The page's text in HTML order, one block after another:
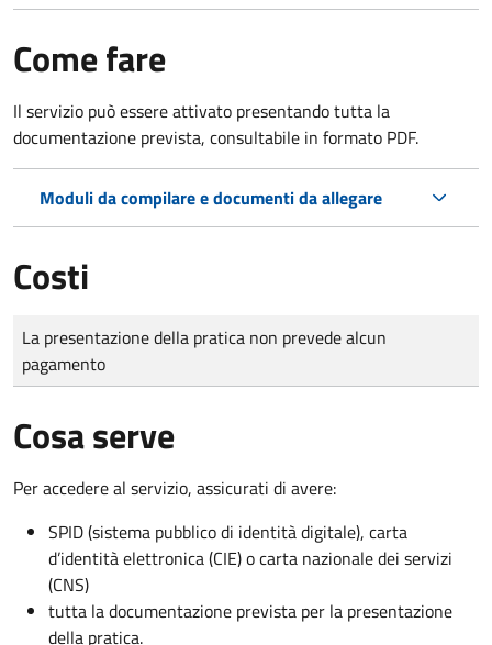
Come fare
Il servizio può essere attivato presentando tutta la
documentazione prevista, consultabile in formato PDF.
Moduli da compilare e documenti da allegare
Costi
Tipo di pagamento
Importo
La presentazione della pratica non prevede alcun
pagamento
Cosa serve
Per accedere al servizio, assicurati di avere:
SPID (sistema pubblico di identità digitale), carta
d’identità elettronica (CIE) o carta nazionale dei servizi
(CNS)
tutta la documentazione prevista per la presentazione
della pratica.